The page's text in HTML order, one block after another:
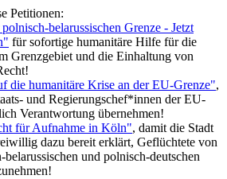
Petitionen:
belarussischen Grenze - Jetzt
für sofortige humanitäre Hilfe für die
Grenzgebiet und die Einhaltung von
die humanitäre Krise an der EU-Grenze",
und Regierungschef*innen der EU-
Verantwortung übernehmen!
für Aufnahme in Köln", damit die Stadt
dazu bereit erklärt, Geflüchtete von
belarussischen und polnisch-deutschen